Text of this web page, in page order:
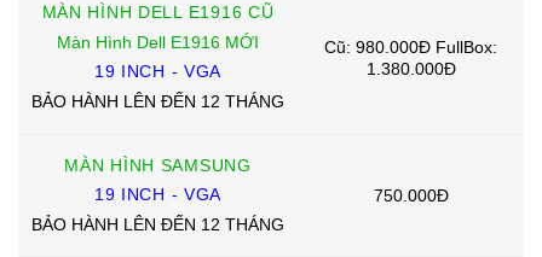
MÀN HÌNH DELL E1916 CŨ
Màn Hình Dell E1916 MỚI
19 INCH - VGA
BẢO HÀNH LÊN ĐẾN 12 THÁNG
Cũ: 980.000Đ FullBox:
1.380.000Đ
MÀN HÌNH SAMSUNG
19 INCH - VGA
BẢO HÀNH LÊN ĐẾN 12 THÁNG
750.000Đ